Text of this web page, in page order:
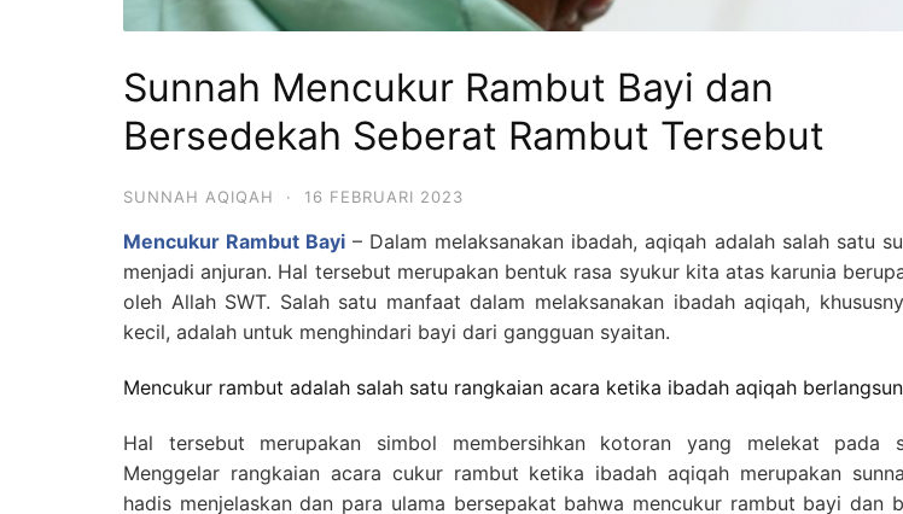
Sunnah Mencukur Rambut Bayi dan
Bersedekah Seberat Rambut Tersebut
SUNNAH AQIQAH · 16 FEBRUARI 2023
Mencukur Rambut Bayi – Dalam melaksanakan ibadah, aqiqah adalah salah satu
menjadi anjuran. Hal tersebut merupakan bentuk rasa syukur kita atas karunia
oleh Allah SWT. Salah satu manfaat dalam melaksanakan ibadah aqiqah,
kecil, adalah untuk menghindari bayi dari gangguan syaitan.
Mencukur rambut adalah salah satu rangkaian acara ketika ibadah aqiqah
Hal tersebut merupakan simbol membersihkan kotoran yang melekat pada
Menggelar rangkaian acara cukur rambut ketika ibadah aqiqah merupakan
hadis menjelaskan dan para ulama bersepakat bahwa mencukur rambut bayi dan